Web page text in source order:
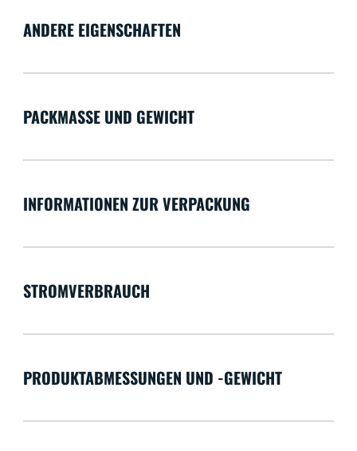
ANDERE EIGENSCHAFTEN
PACKMASSE UND GEWICHT
INFORMATIONEN ZUR VERPACKUNG
STROMVERBRAUCH
PRODUKTABMESSUNGEN UND -GEWICHT